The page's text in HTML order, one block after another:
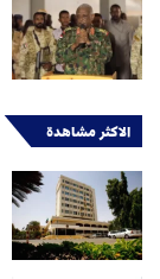
الاكثر مشاهدة